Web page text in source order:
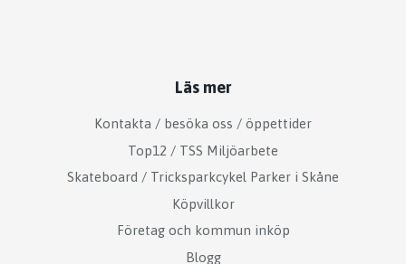
Läs mer
Kontakta / besöka oss / öppettider
Top12 / TSS Miljöarbete
Skateboard / Tricksparkcykel Parker i Skåne
Köpvillkor
Företag och kommun inköp
Blogg